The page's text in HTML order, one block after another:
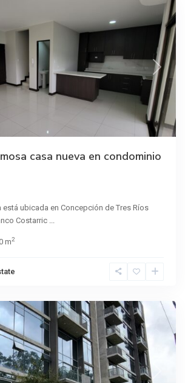
Next
casa nueva en condominio
está ubicada en Concepción de Tres Ríos
Costarric ...
m2